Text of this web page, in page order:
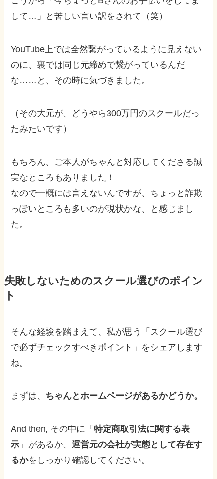
して…」と苦しい言い訳をされて（笑）
YouTube上では全然繋がっているように見えない
のに、裏では同じ元締めで繋がっているんだ
な……と、その時に気づきました。
（その大元が、どうやら300万円のスクールだっ
たみたいです）
もちろん、ご本人がちゃんと対応してくださる誠
実なところもありました！
なので一概には言えないんですが、ちょっと詐欺
っぽいところも多いのが現状かな、と感じまし
た。
失敗しないためのスクール選びのポイン
ト
そんな経験を踏まえて、私が思う「スクール選び
で必ずチェックすべきポイント」をシェアします
ね。
まずは、 ちゃんとホームページがあるかどうか。
And then, その中に「特定商取引法に関する表
示 」があるか、運営元の会社が実態として存在す
るかをしっかり確認してください。